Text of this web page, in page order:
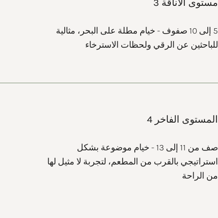
مستوى الأناقة 3
5 إلى 10 صفوف - خيام مطلة على البحر، مثالية
للباحثين عن الرقي ولحظات الاسترخاء
المستوى الفاخر 4
صف من 11 إلى 13 - خيام موضوعة بشكل
استراتيجي بالقرب من المطعم، لتجربة لا مثيل لها
من الراحة